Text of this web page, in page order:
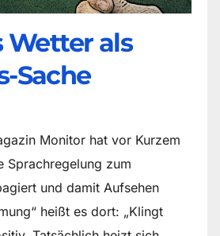
Wetter als
Sache
Monitor hat vor Kurzem
Sprachregelung zum
und damit Aufsehen
heißt es dort: „Klingt